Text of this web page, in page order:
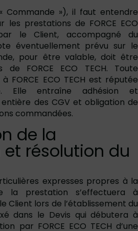
Commande »), il faut entendre
prestations de FORCE ECO
le Client, accompagné du
éventuellement prévu sur le
pour être valable, doit être
FORCE ECO TECH. Toute
FORCE ECO TECH est réputée
Elle entraîne adhésion et
des CGV et obligation de
commandées.
de la
résolution du
expresses propres à la
la prestation s’effectuera à
Client lors de l’établissement du
dans le Devis qui débutera à
par FORCE ECO TECH d’une